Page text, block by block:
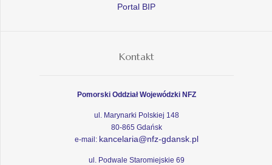
Portal BIP
Kontakt
Pomorski Oddział Wojewódzki NFZ
ul. Marynarki Polskiej 148
80-865 Gdańsk
e-mail: kancelaria@nfz-gdansk.pl
ul. Podwale Staromiejskie 69